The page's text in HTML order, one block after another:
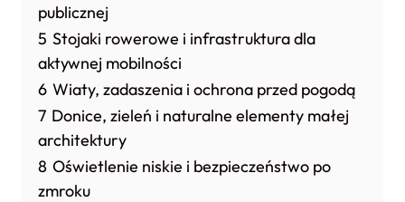
publicznej
5 Stojaki rowerowe i infrastruktura dla
aktywnej mobilności
6 Wiaty, zadaszenia i ochrona przed pogodą
7 Donice, zieleń i naturalne elementy małej
architektury
8 Oświetlenie niskie i bezpieczeństwo po
zmroku